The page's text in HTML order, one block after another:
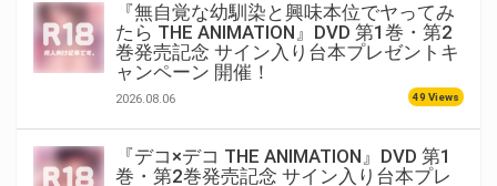
『無自覚な幼馴染と興味本位でヤってみ
たら THE ANIMATION』DVD 第1巻・第2
巻発売記念 サイン入り台本プレゼントキ
ャンペーン 開催！
2026.08.06 49 Views
『デコ×デコ THE ANIMATION』DVD 第1
巻・第2巻発売記念 サイン入り台本プレ